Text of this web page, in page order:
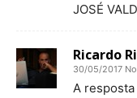
JOSÉ
Ricardo
30/05/2017
A